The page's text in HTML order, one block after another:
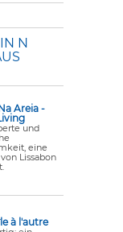
IN N
Areia -
und
eine
Lissabon
à l'autre